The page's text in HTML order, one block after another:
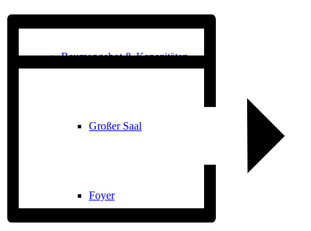
Raumangebot & Kapazitäten
Großer Saal
Foyer